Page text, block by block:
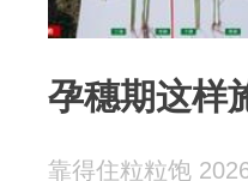
孕穗期这样
靠得住粒粒饱